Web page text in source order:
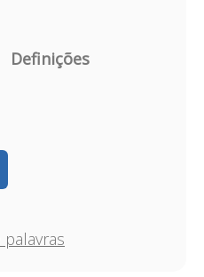
Definições
palavras